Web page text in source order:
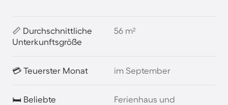
📏 Durchschnittliche
Unterkunftsgröße
56 m²
💳 Teuerster Monat im September
🛏️ Beliebte
Ferienhaus und